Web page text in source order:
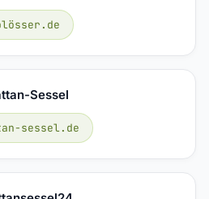
Sessel
sessel.de